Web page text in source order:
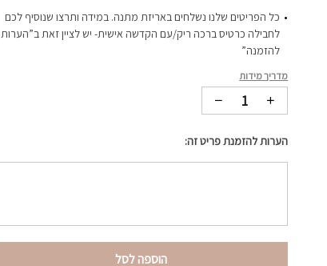
כל הפריטים שלנו נשלחים באריזת מתנה. במידה ותרצו שנוסיף לכם
לחבילה כרטיס ברכה ריק/עם הקדשה אישית- יש לציין זאת ב”הערות
להזמנה”
מדריך מידות
הערות להזמנת פריט זה:
הוספה לסל